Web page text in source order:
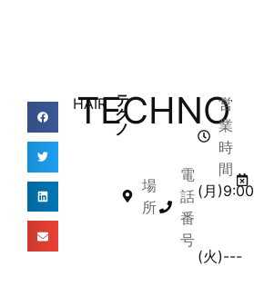
HAIR
TECHNO
テ
ク
ノ
場
所
電
話
番
号
営
業
時
間
(月)9:00
(火)---